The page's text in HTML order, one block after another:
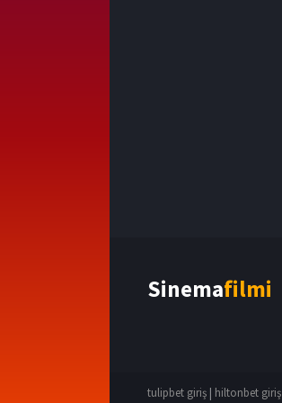
Sinemafilmi
tulipbet giriş | hiltonbet giriş